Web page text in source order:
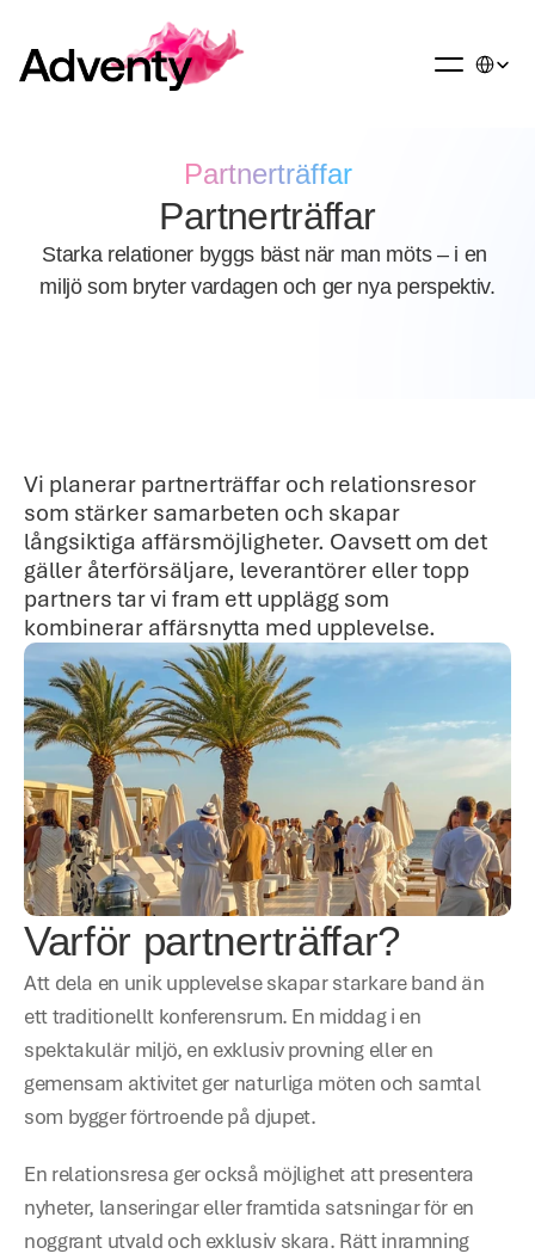
Partnerträffar
Partnerträffar
Starka relationer byggs bäst när man möts – i en
miljö som bryter vardagen och ger nya perspektiv.
Vi planerar partnerträffar och relationsresor
som stärker samarbeten och skapar
långsiktiga affärsmöjligheter. Oavsett om det
gäller återförsäljare, leverantörer eller topp
partners tar vi fram ett upplägg som
kombinerar affärsnytta med upplevelse.
Varför partnerträffar?
Att dela en unik upplevelse skapar starkare band än
ett traditionellt konferensrum. En middag i en
spektakulär miljö, en exklusiv provning eller en
gemensam aktivitet ger naturliga möten och samtal
som bygger förtroende på djupet.
En relationsresa ger också möjlighet att presentera
nyheter, lanseringar eller framtida satsningar för en
noggrant utvald och exklusiv skara. Rätt inramning